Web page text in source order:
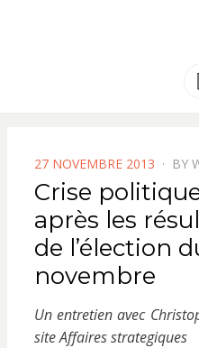
POSTED
ON
27 NOVEMBRE 2013 BY
Crise
après les
de l’élection
novembre
Un entretien avec
site Affaires strategiques